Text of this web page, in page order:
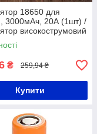
18650 для
3000мАч, 20А (1шт) /
високострумовий
батарея
₴ 259,94 ₴
Купити